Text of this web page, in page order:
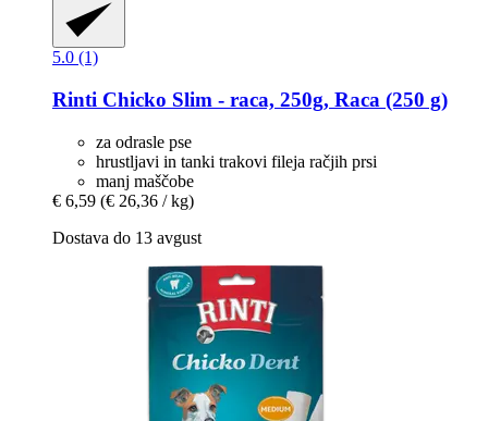
5.0 (1)
Rinti Chicko Slim -​ raca, 250g, Raca (250 g)
za odrasle pse
hrustljavi in ​​tanki trakovi fileja račjih prsi
manj maščobe
€ 6,59 (€ 26,36 / kg)
Dostava do 13 avgust